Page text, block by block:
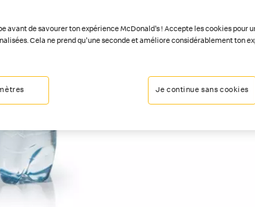
avant de savourer ton expérience McDonald's ! Accepte les cookies pour
Cela ne prend qu'une seconde et améliore considérablement ton
Je continue sans cookies